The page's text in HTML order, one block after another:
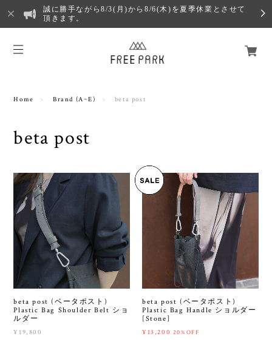
誠に勝手ながら8/3(月)から8/6(木)を夏季休業とさせて
頂きます。
Home Brand (A~E) beta post
beta post
beta post (ベータポスト)
Plastic Bag Shoulder Belt ショ
ルダー
¥19,800
beta post (ベータポスト)
Plastic Bag Handle ショルダー
[Stone]
¥13,200 20%OFF